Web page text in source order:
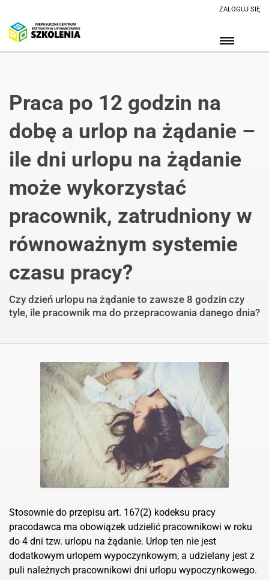
ZALOGUJ SIĘ
Praca po 12 godzin na
dobę a urlop na żądanie –
ile dni urlopu na żądanie
może wykorzystać
pracownik, zatrudniony w
równoważnym systemie
czasu pracy?
Czy dzień urlopu na żądanie to zawsze 8 godzin czy
tyle, ile pracownik ma do przepracowania danego dnia?
Stosownie do przepisu art. 167(2) kodeksu pracy
pracodawca ma obowiązek udzielić pracownikowi w roku
do 4 dni tzw. urlopu na żądanie. Urlop ten nie jest
dodatkowym urlopem wypoczynkowym, a udzielany jest z
puli należnych pracownikowi dni urlopu wypoczynkowego.